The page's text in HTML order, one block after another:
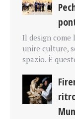
Il design come
unire culture,
spazio. È